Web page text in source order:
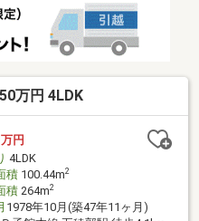
工事施工後5年間保証・新品
万円 4LDK
万円
4LDK
積100.44m2
積264m2
1978年10月(築47年11ヶ月)